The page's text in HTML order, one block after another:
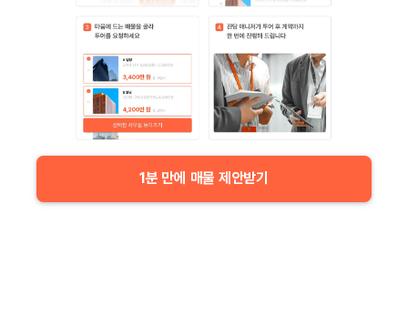
1분 만에 매물 제안받기